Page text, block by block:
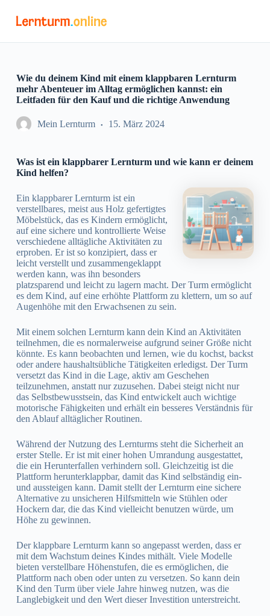
u
I
p
Wie du deinem Kind mit einem klappbaren Lernturm
mehr Abenteuer im Alltag ermöglichen kannst: ein
Leitfaden für den Kauf und die richtige Anwendung
Mein Lernturm 15. März 2024
Was ist ein klappbarer Lernturm und wie kann er deinem
Kind helfen?
Ein klappbarer Lernturm ist ein
verstellbares, meist aus Holz gefertigtes
Möbelstück, das es Kindern ermöglicht,
auf eine sichere und kontrollierte Weise
verschiedene alltägliche Aktivitäten zu
erproben. Er ist so konzipiert, dass er
leicht verstellt und zusammengeklappt
werden kann, was ihn besonders
platzsparend und leicht zu lagern macht. Der Turm ermöglicht
es dem Kind, auf eine erhöhte Plattform zu klettern, um so auf
Augenhöhe mit den Erwachsenen zu sein.
Mit einem solchen Lernturm kann dein Kind an Aktivitäten
teilnehmen, die es normalerweise aufgrund seiner Größe nicht
könnte. Es kann beobachten und lernen, wie du kochst, backst
oder andere haushaltsübliche Tätigkeiten erledigst. Der Turm
versetzt das Kind in die Lage, aktiv am Geschehen
teilzunehmen, anstatt nur zuzusehen. Dabei steigt nicht nur
das Selbstbewusstsein, das Kind entwickelt auch wichtige
motorische Fähigkeiten und erhält ein besseres Verständnis für
den Ablauf alltäglicher Routinen.
Während der Nutzung des Lernturms steht die Sicherheit an
erster Stelle. Er ist mit einer hohen Umrandung ausgestattet,
die ein Herunterfallen verhindern soll. Gleichzeitig ist die
Plattform herunterklappbar, damit das Kind selbständig ein-
und aussteigen kann. Damit stellt der Lernturm eine sichere
Alternative zu unsicheren Hilfsmitteln wie Stühlen oder
Hockern dar, die das Kind vielleicht benutzen würde, um
Höhe zu gewinnen.
Der klappbare Lernturm kann so angepasst werden, dass er
mit dem Wachstum deines Kindes mithält. Viele Modelle
bieten verstellbare Höhenstufen, die es ermöglichen, die
Plattform nach oben oder unten zu versetzen. So kann dein
Kind den Turm über viele Jahre hinweg nutzen, was die
Langlebigkeit und den Wert dieser Investition unterstreicht.